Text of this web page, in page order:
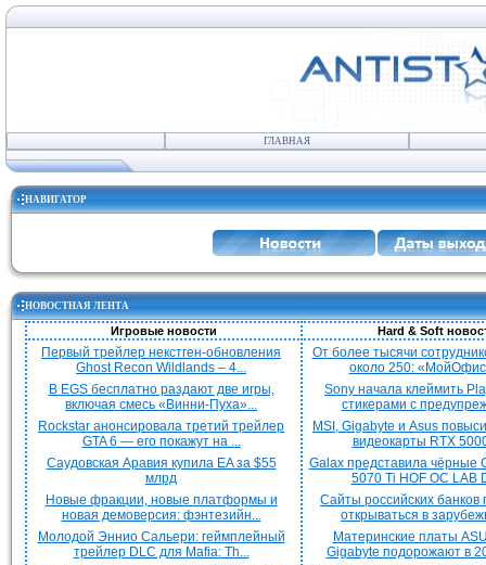
ГЛАВНАЯ
НАВИГАТОР
НОВОСТНАЯ ЛЕНТА
Игровые новости Hard & Soft
Первый трейлер некстген-обновления
Ghost Recon Wildlands – 4...
В EGS бесплатно раздают две игры,
включая смесь «Винни-Пуха»...
Rockstar анонсировала третий трейлер
GTA 6 — его покажут на ...
Саудовская Аравия купила EA за $55
млрд
Новые фракции, новые платформы и
новая демоверсия: фэнтезийн...
Молодой Эннио Сальери: геймплейный
трейлер DLC для Mafia: Th...
От более тысячи
около 250:
Sony начала клеймить
стикерами с
MSI, Gigabyte и Asus
видеокарты RTX
Galax представила чёрные
5070 Ti HOF OC LAB
Сайты российских банков
открываться в
Материнские платы
Gigabyte подорожают в